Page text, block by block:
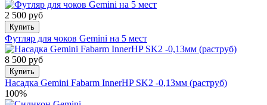
2 500 руб
Купить
Футляр для чоков Gemini на 5 мест
8 500 руб
Купить
Насадка Gemini Fabarm InnerHP SK2 -0,13мм (раструб)
100%